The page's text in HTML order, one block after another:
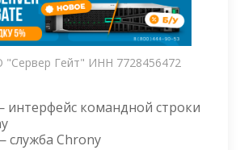
Гейт" ИНН 7728456472
интерфейс командной строки
служба Chrony